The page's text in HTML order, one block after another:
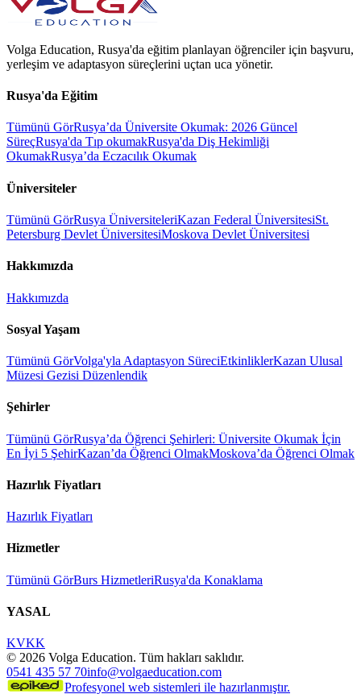
Volga Education, Rusya'da eğitim planlayan öğrenciler için başvuru,
yerleşim ve adaptasyon süreçlerini uçtan uca yönetir.
Rusya'da Eğitim
Tümünü GörRusya’da Üniversite Okumak: 2026 Güncel
SüreçRusya'da Tıp okumakRusya'da Diş Hekimliği
OkumakRusya’da Eczacılık Okumak
Üniversiteler
Tümünü GörRusya ÜniversiteleriKazan Federal ÜniversitesiSt.
Petersburg Devlet ÜniversitesiMoskova Devlet Üniversitesi
Hakkımızda
Hakkımızda
Sosyal Yaşam
Tümünü GörVolga'yla Adaptasyon SüreciEtkinliklerKazan Ulusal
Müzesi Gezisi Düzenlendik
Şehirler
Tümünü GörRusya’da Öğrenci Şehirleri: Üniversite Okumak İçin
En İyi 5 ŞehirKazan’da Öğrenci OlmakMoskova’da Öğrenci Olmak
Hazırlık Fiyatları
Hazırlık Fiyatları
Hizmetler
Tümünü GörBurs HizmetleriRusya'da Konaklama
YASAL
KVKK
© 2026 Volga Education. Tüm hakları saklıdır.
0541 435 57 70info@volgaeducation.com
Profesyonel web sistemleri ile hazırlanmıştır.